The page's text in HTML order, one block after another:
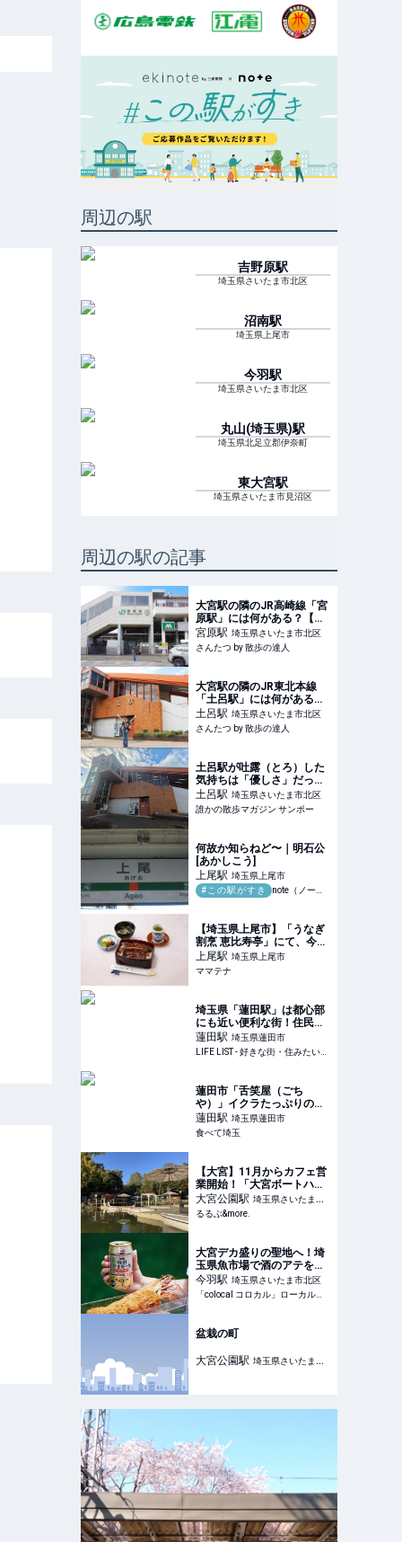
周辺の駅
吉野原駅
埼玉県さいたま市北区
沼南駅
埼玉県上尾市
今羽駅
埼玉県さいたま市北区
丸山(埼玉県)駅
埼玉県北足立郡伊奈町
東大宮駅
埼玉県さいたま市見沼区
周辺の駅の記事
大宮駅の隣のJR高崎線「宮
原駅」には何がある？【住
みたい街の隣も住みよい街
だ】｜さんたつ by 散歩の
達人
宮原駅 埼玉県さいたま市北区
さんたつ by 散歩の達人
大宮駅の隣のJR東北本線
「土呂駅」には何がある？
【住みたい街の隣も住みよ
い街だ】｜さんたつ by 散
歩の達人
土呂駅 埼玉県さいたま市北区
さんたつ by 散歩の達人
土呂駅が吐露（とろ）した
気持ちは「優しさ」だった
｜誰かの散歩マガジン サン
ポー
土呂駅 埼玉県さいたま市北区
誰かの散歩マガジン サンポー
何故か知らねど〜｜明石公
[あかしこう]
上尾駅 埼玉県上尾市
#この駅がすき
note（ノート）
【埼玉県上尾市】「うなぎ
割烹 恵比寿亭」にて、今村
茶園の「霧島茶 特上煎茶」
を提供開始 | ママテナ
上尾駅 埼玉県上尾市
ママテナ
埼玉県「蓮田駅」は都心部
にも近い便利な街！住民目
線で住みやすさを紹介 -
LIFE LIST - 好きな街・住み
たい街・私の街
蓮田駅 埼玉県蓮田市
LIFE LIST - 好きな街・住みたい街・私の街
蓮田市「舌笑屋（ごち
や）」イクラたっぷりのま
ぐろ丼とそでいか刺し海鮮
ランチ
蓮田駅 埼玉県蓮田市
食べて埼玉
【大宮】11月からカフェ営
業開始！「大宮ボートハー
バー」でゆったり憩いのひ
とときを｜るるぶ&more.
大宮公園駅 埼玉県さいたま市
大宮区
るるぶ&more.
大宮デカ盛りの聖地へ！埼
玉県魚市場で酒のアテを探
す
今羽駅 埼玉県さいたま市北区
「colocal コロカル」ローカルを学ぶ・暮らす・旅する
盆栽の町
大宮公園駅 埼玉県さいたま市